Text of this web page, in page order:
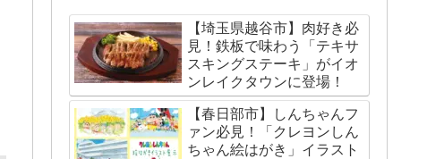
【埼玉県越谷市】肉好き必
見！鉄板で味わう「テキサ
スキングステーキ」がイオ
ンレイクタウンに登場！
【春日部市】しんちゃんフ
ァン必見！「クレヨンしん
ちゃん絵はがき」イラスト